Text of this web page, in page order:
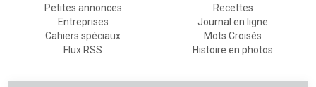
Petites annonces
Entreprises
Cahiers spéciaux
Flux RSS
Recettes
Journal en ligne
Mots Croisés
Histoire en photos